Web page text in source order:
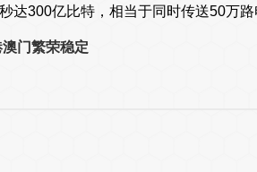
达300亿比特，相当于同时传送50万路
门繁荣稳定